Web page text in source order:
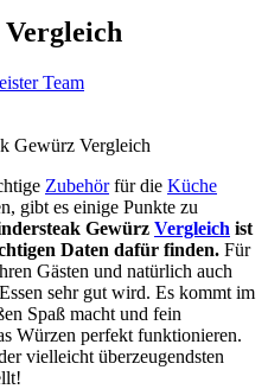
Team
Gewürz Vergleich
Zubehörfür die Küche
gibt es einige Punkte zu
Gewürz Vergleich ist
Daten dafür finden. Für
Gästen und natürlich auch
sehr gut wird. Es kommt im
Spaß macht und fein
Würzen perfekt funktionieren.
vielleicht überzeugendsten